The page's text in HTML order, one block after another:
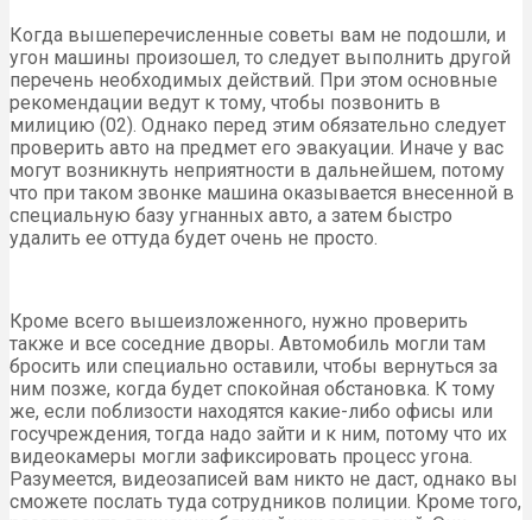
Когда вышеперечисленные советы вам не подошли, и
угон машины произошел, то следует выполнить другой
перечень необходимых действий. При этом основные
рекомендации ведут к тому, чтобы позвонить в
милицию (02). Однако перед этим обязательно следует
проверить авто на предмет его эвакуации. Иначе у вас
могут возникнуть неприятности в дальнейшем, потому
что при таком звонке машина оказывается внесенной в
специальную базу угнанных авто, а затем быстро
удалить ее оттуда будет очень не просто.
Кроме всего вышеизложенного, нужно проверить
также и все соседние дворы. Автомобиль могли там
бросить или специально оставили, чтобы вернуться за
ним позже, когда будет спокойная обстановка. К тому
же, если поблизости находятся какие-либо офисы или
госучреждения, тогда надо зайти и к ним, потому что их
видеокамеры могли зафиксировать процесс угона.
Разумеется, видеозаписей вам никто не даст, однако вы
сможете послать туда сотрудников полиции. Кроме того,